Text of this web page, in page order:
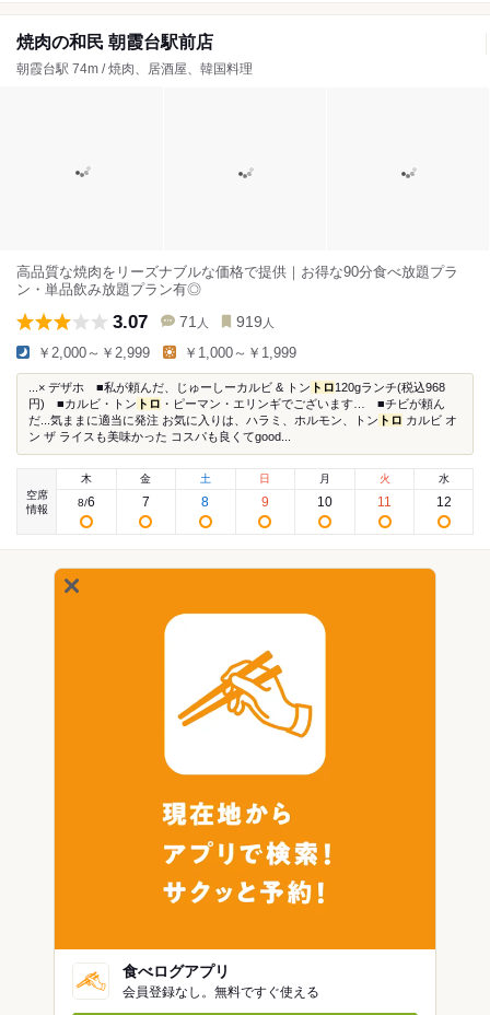
焼肉の和民 朝霞台駅前店
朝霞台駅 74m / 焼肉、居酒屋、韓国料理
高品質な焼肉をリーズナブルな価格で提供｜お得な90分食べ放題プラ
ン・単品飲み放題プラン有◎
3.07 71 人 919 人
￥2,000～￥2,999 ￥1,000～￥1,999
...× デザホ ■私が頼んだ、じゅーしーカルビ & トン トロ120gランチ(税込968
円) ■カルビ・トン トロ ・ピーマン・エリンギでございます… ■チビが頼ん
だ...気ままに適当に発注 お気に入りは、ハラミ、ホルモン、トン トロ カルビ オ
ン ザ ライスも美味かった コスパも良くてgood...
空席
情報
木
8/6
金
7
土
8
日
9
月
10
火
11
水
12
食べログアプリ
会員登録なし。無料ですぐ使える